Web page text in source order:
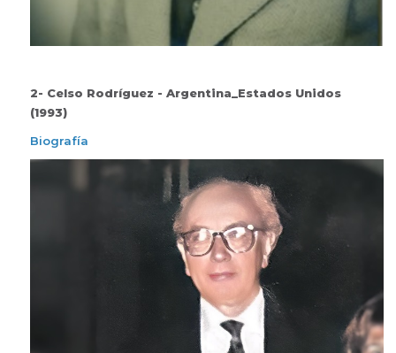
2- Celso Rodríguez - Argentina_Estados Unidos
(1993)
Biografía